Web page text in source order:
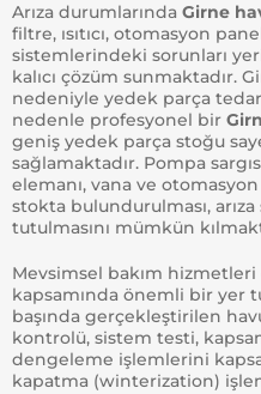
Arıza durumlarında Girne
filtre, ısıtıcı, otomasyon
sistemlerindeki sorunları
kalıcı çözüm sunmaktadır.
nedeniyle yedek parça
nedenle profesyonel bir
geniş yedek parça stoğu
sağlamaktadır. Pompa
elemanı, vana ve
stokta bulundurulması,
tutulmasını mümkün
Mevsimsel bakım hizmetleri
kapsamında önemli bir yer
başında gerçekleştirilen
kontrolü, sistem testi,
dengeleme işlemlerini
kapatma (winterization)